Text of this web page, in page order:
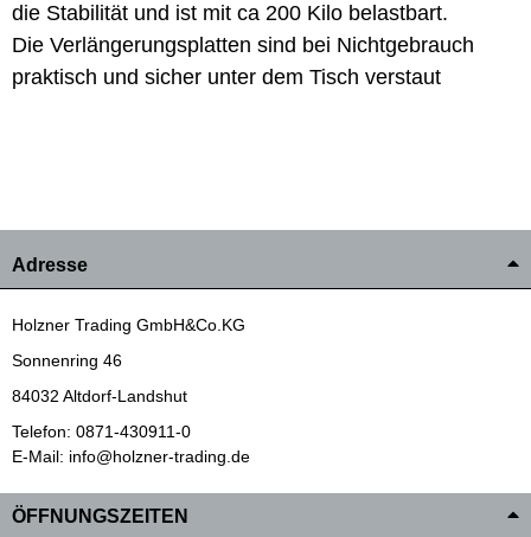
die Stabilität und ist mit ca 200 Kilo belastbart.
Die Verlängerungsplatten sind bei Nichtgebrauch
praktisch und sicher unter dem Tisch verstaut
Adresse
Holzner Trading GmbH&Co.KG
Sonnenring 46
84032 Altdorf-Landshut
Telefon: 0871-430911-0
E-Mail: info@holzner-trading.de
ÖFFNUNGSZEITEN